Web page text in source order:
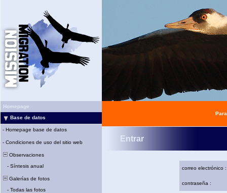
Homepage
Base de datos
- Homepage base de datos
- Condiciones de uso del sitio web
Observaciones
- Síntesis anual
Galerías de fotos
- Todas las fotos
Entrar
correo electrónico :
contraseña :